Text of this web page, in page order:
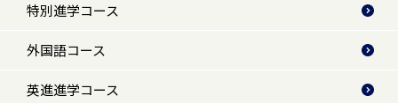
特別進学コース
外国語コース
英進進学コース